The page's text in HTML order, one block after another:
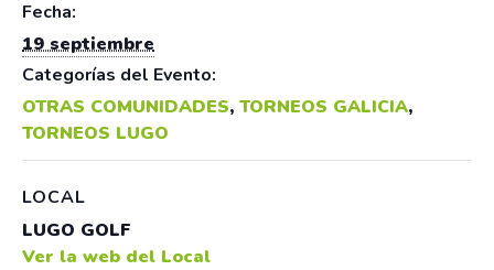
Fecha:
19 septiembre
Categorías del Evento:
OTRAS COMUNIDADES, TORNEOS GALICIA,
TORNEOS LUGO
LOCAL
LUGO GOLF
Ver la web del Local